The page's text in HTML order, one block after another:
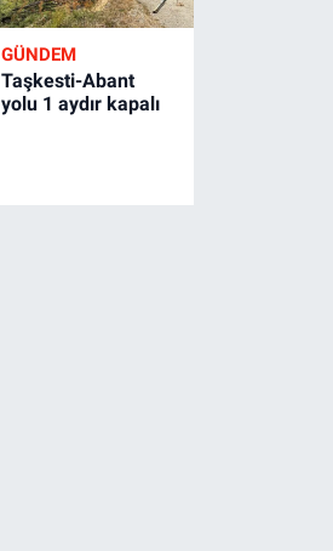
GÜNDEM
Taşkesti-Abant
yolu 1 aydır kapalı